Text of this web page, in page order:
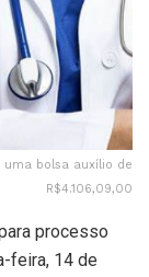
bolsa auxílio de
R$4.106,09,00
processo
feira, 14 de